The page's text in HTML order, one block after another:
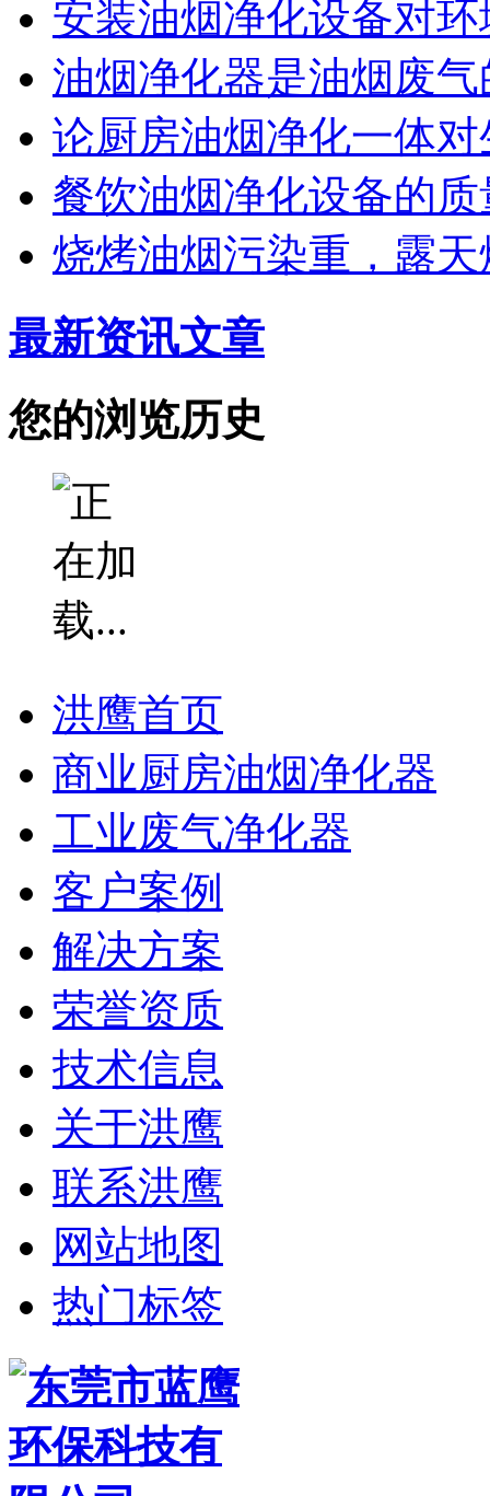
安装油烟净化设备对
油烟净化器是油烟废
论厨房油烟净化一体
餐饮油烟净化设备的
烧烤油烟污染重，露
最新资讯文章
您的浏览历史
洪鹰首页
商业厨房油烟净化器
工业废气净化器
客户案例
解决方案
荣誉资质
技术信息
关于洪鹰
联系洪鹰
网站地图
热门标签